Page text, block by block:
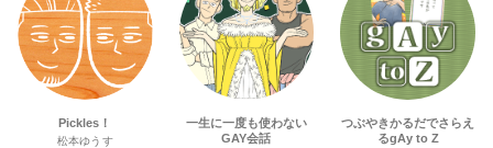
Pickles！
松本ゆうす
一生に一度も使わない
GAY会話
つぶやきかるだでさらえ
るgAy to Z